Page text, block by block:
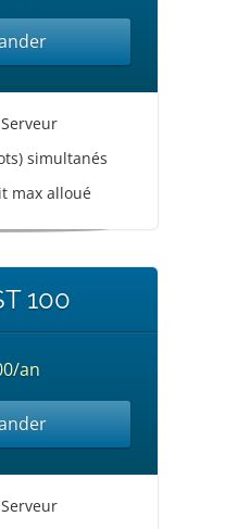
simultanés
max alloué
100
an